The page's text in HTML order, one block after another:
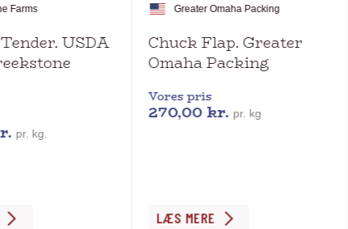
Farms
USDA
pr. kg.
Greater Omaha Packing
Chuck Flap. Greater
Omaha Packing
Vores pris
270,00kr. pr. kg
Dette
LÆS MERE